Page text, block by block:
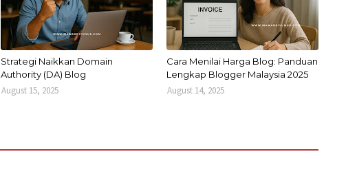
Strategi Naikkan Domain
Authority (DA) Blog
August 15, 2025
Cara Menilai Harga Blog: Panduan
Lengkap Blogger Malaysia 2025
August 14, 2025